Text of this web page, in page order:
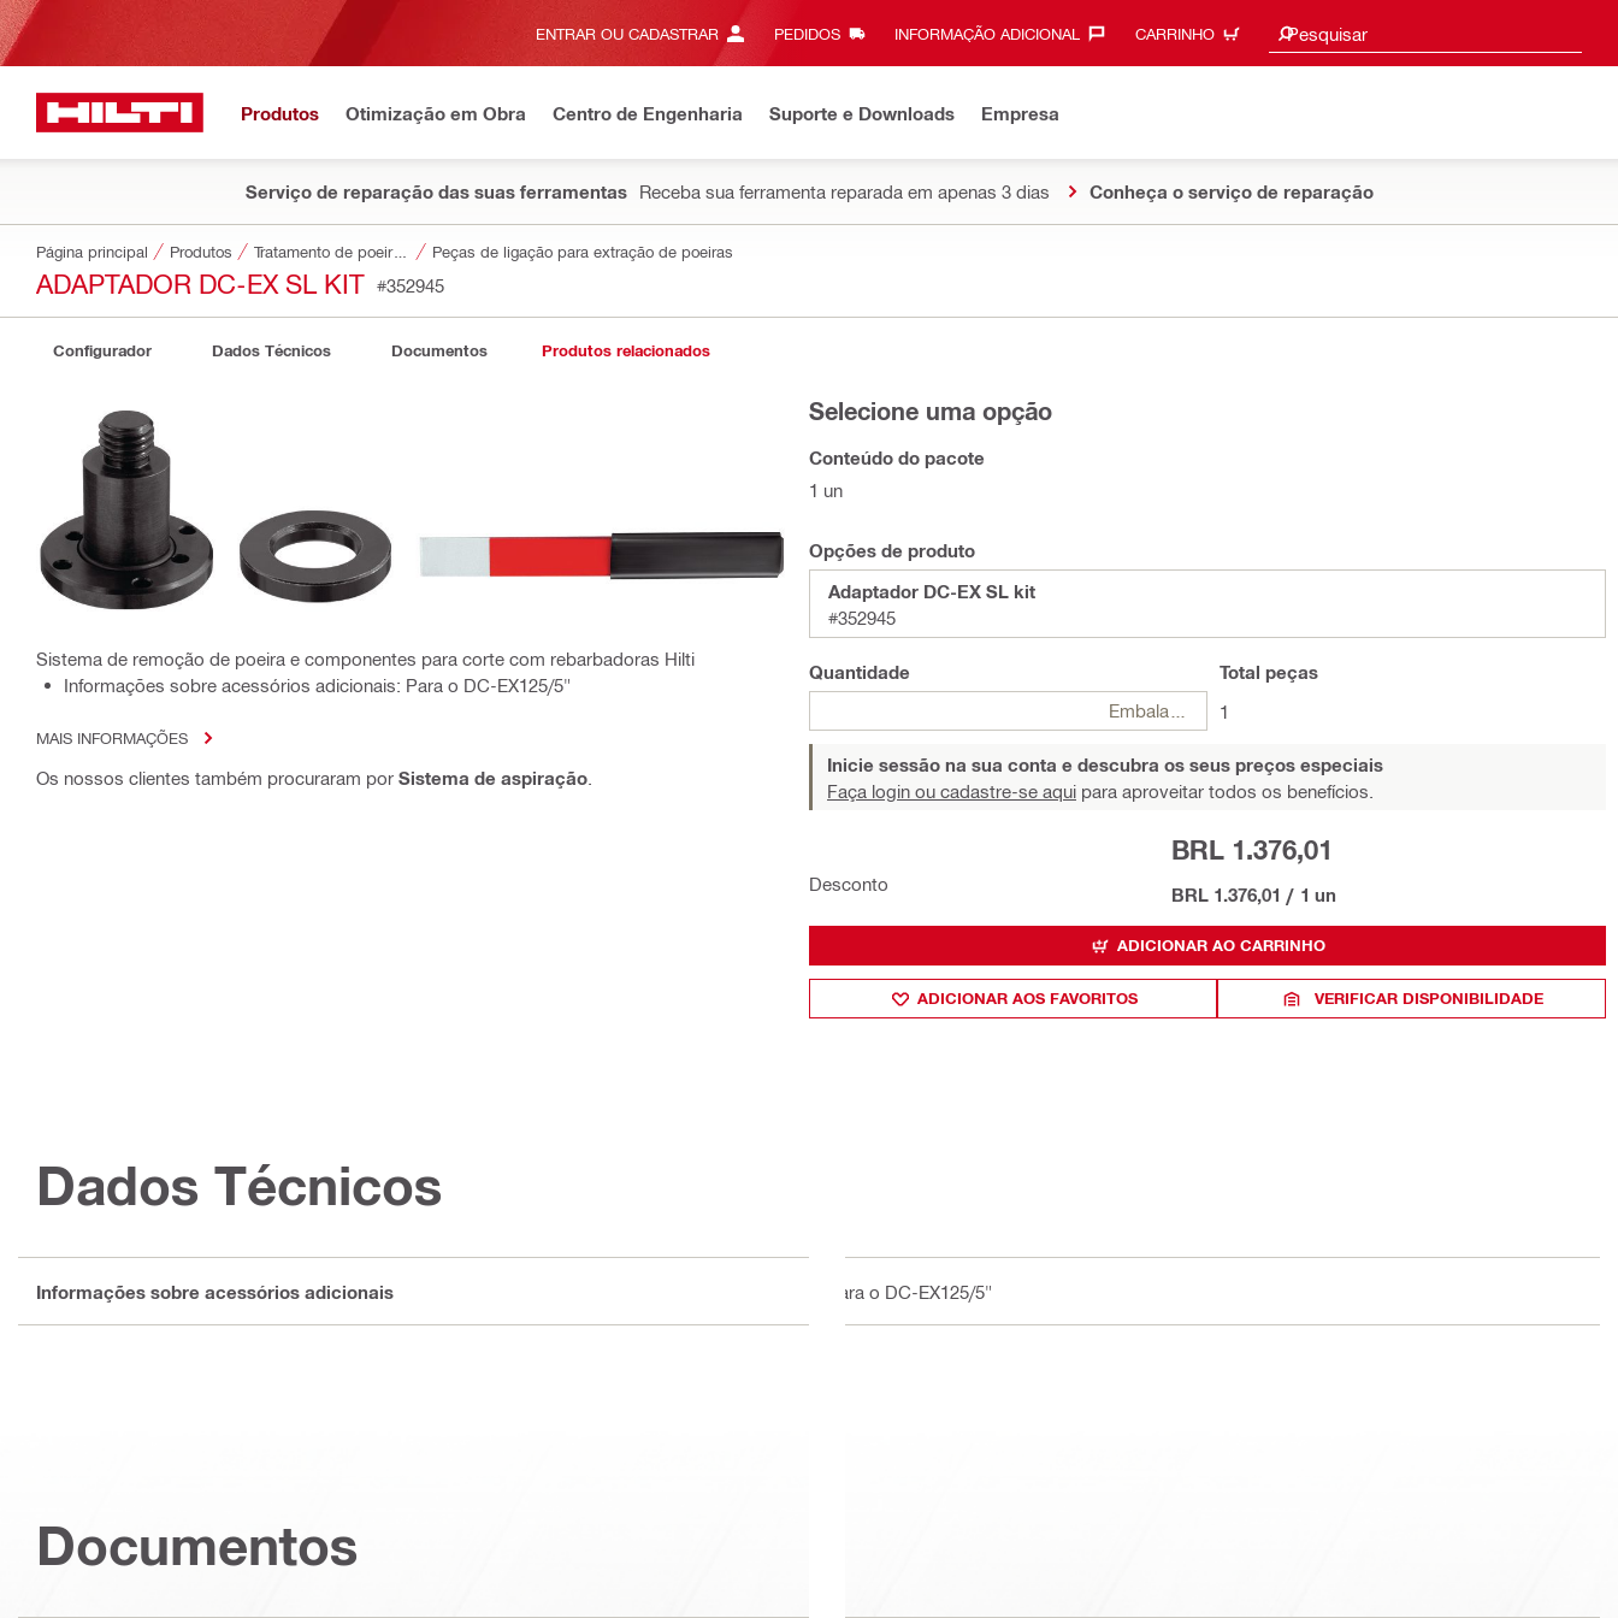
ENTRAR OU CADASTRAR PEDIDOS INFORMAÇÃO ADICIONAL‎ CARRINHO Pesquisar
Sugestões de pesquisa
Produtos Otimização em Obra Centro de Engenharia Suporte e Downloads Empresa
Serviço de reparação das suas ferramentas Receba sua ferramenta reparada em apenas 3 dias Conheça o serviço de reparação
Página principal Produtos Tratamento de poeiras e água Peças de ligação para extração de poeiras
ADAPTADOR DC-EX SL KIT #352945
Configurador Dados Técnicos Documentos Produtos relacionados
Sistema de remoção de poeira e componentes para corte com rebarbadoras Hilti
Informações sobre acessórios adicionais: Para o DC-EX125/5"
MAIS INFORMAÇÕES
Os nossos clientes também procuraram por Sistema de aspiração
Selecione uma opção
Conteúdo do pacote
1 un
Opções de produto
Adaptador DC-EX SL kit
#352945
Quantidade
Total peças
1
Inicie sessão na sua conta e descubra os seus preços especiais
Faça login ou cadastre-se aqui para aproveitar todos os benefícios.
Desconto
BRL 1.376,01
BRL 1.376,01 / 1 un
ADICIONAR AO CARRINHO
ADICIONAR AOS FAVORITOS VERIFICAR DISPONIBILIDADE
Dados Técnicos
Informações sobre acessórios adicionais Para o DC-EX125/5"
Documentos